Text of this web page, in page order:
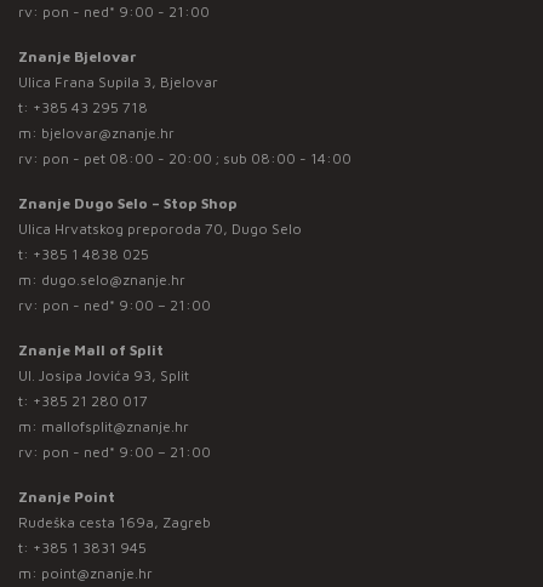
rv: pon - ned* 9:00 - 21:00
Znanje Bjelovar
Ulica Frana Supila 3, Bjelovar
t: +385 43 295 718
m: bjelovar@znanje.hr
rv: pon - pet 08:00 - 20:00 ; sub 08:00 - 14:00
Znanje Dugo Selo – Stop Shop
Ulica Hrvatskog preporoda 70, Dugo Selo
t: +385 1 4838 025
m: dugo.selo@znanje.hr
rv: pon - ned* 9:00 – 21:00
Znanje Mall of Split
Ul. Josipa Jovića 93, Split
t: +385 21 280 017
m: mallofsplit@znanje.hr
rv: pon - ned* 9:00 – 21:00
Znanje Point
Rudeška cesta 169a, Zagreb
t: +385 1 3831 945
m: point@znanje.hr